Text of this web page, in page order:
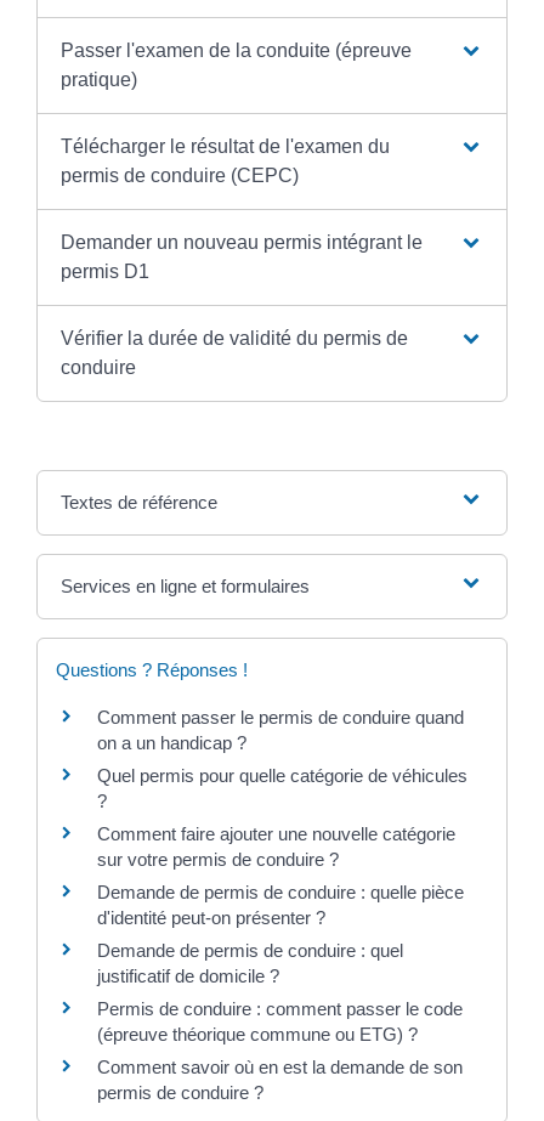
Passer l'examen de la conduite (épreuve
pratique)
Télécharger le résultat de l'examen du
permis de conduire (CEPC)
Demander un nouveau permis intégrant le
permis D1
Vérifier la durée de validité du permis de
conduire
Textes de référence
Services en ligne et formulaires
Questions ? Réponses !
Comment passer le permis de conduire quand
on a un handicap ?
Quel permis pour quelle catégorie de véhicules
?
Comment faire ajouter une nouvelle catégorie
sur votre permis de conduire ?
Demande de permis de conduire : quelle pièce
d'identité peut-on présenter ?
Demande de permis de conduire : quel
justificatif de domicile ?
Permis de conduire : comment passer le code
(épreuve théorique commune ou ETG) ?
Comment savoir où en est la demande de son
permis de conduire ?